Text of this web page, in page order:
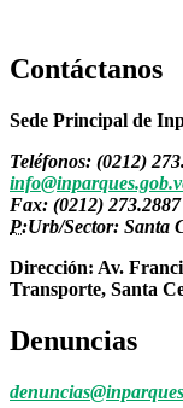
Contáctanos
Sede Principal de
Teléfonos: (0212)
Fax: (0212) 273.2887
P:Urb/Sector: Santa
Dirección: Av.
Transporte, Santa
Denuncias